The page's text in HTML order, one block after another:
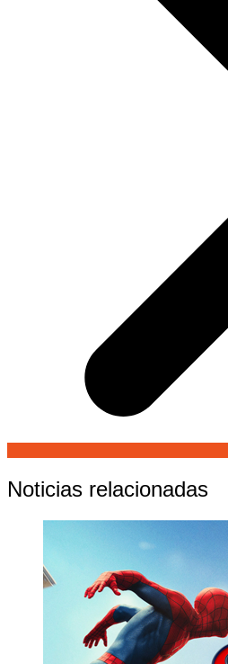
Noticias relacionadas